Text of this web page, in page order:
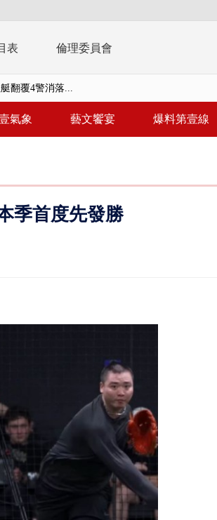
表 倫理委員會
翻覆4警消落...
掮客騙買「B...
政部不負責任
氣象 藝文饗宴 爆料第壹線
季首度先發勝